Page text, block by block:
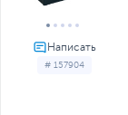
# 157904